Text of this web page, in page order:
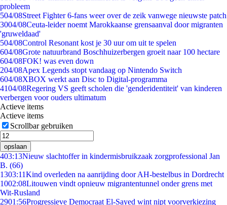
probleem
504/08Street Fighter 6-fans weer over de zeik vanwege nieuwste patch
3004/08Ceuta-leider noemt Marokkaanse grensaanval door migranten
'gruweldaad'
504/08Control Resonant kost je 30 uur om uit te spelen
604/08Grote natuurbrand Boschhuizerbergen groeit naar 100 hectare
604/08FOK! was even down
204/08Apex Legends stopt vandaag op Nintendo Switch
604/08XBOX werkt aan Disc to Digital-programma
4104/08Regering VS geeft scholen die 'genderidentiteit' van kinderen
verbergen voor ouders ultimatum
Actieve items
Actieve items
Scrollbar gebruiken
opslaan
403:13Nieuw slachtoffer in kindermisbruikzaak zorgprofessional Jan
B. (66)
1303:11Kind overleden na aanrijding door AH-bestelbus in Dordrecht
1002:08Litouwen vindt opnieuw migrantentunnel onder grens met
Wit-Rusland
2901:56Progressieve Democraat El-Sayed wint nipt voorverkiezing